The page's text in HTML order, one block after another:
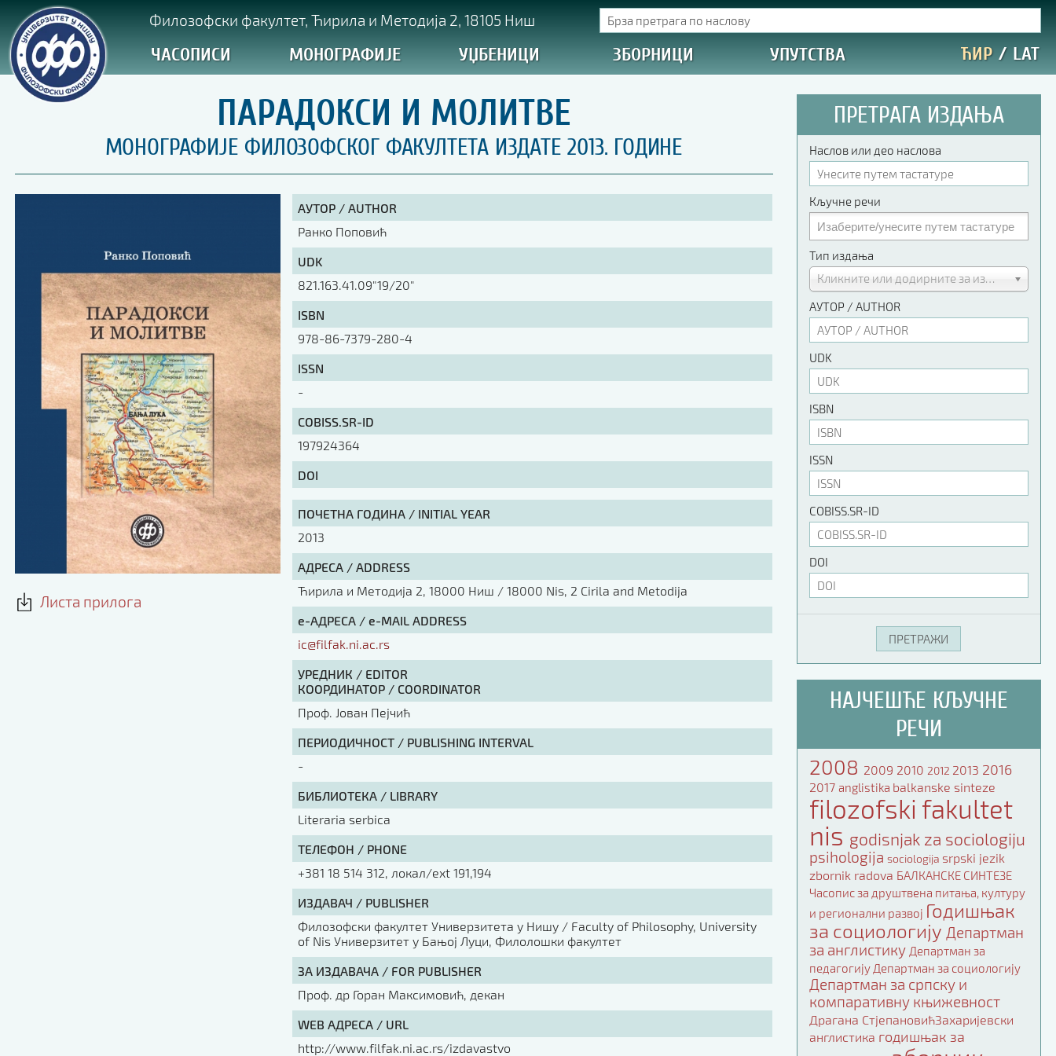
Филозофски факултет, Ћирила и Методија 2, 18105 Ниш
ЧАСОПИСИ МОНОГРАФИЈЕ УЏБЕНИЦИ ЗБОРНИЦИ УПУТСТВА ЋИР / LAT
ПАРАДОКСИ И МОЛИТВЕ
МОНОГРАФИЈЕ ФИЛОЗОФСКОГ ФАКУЛТЕТА ИЗДАТЕ 2013. ГОДИНЕ
Листа прилога
АУТОР / AUTHOR
Ранко Поповић
UDK
821.163.41.09"19/20"
ISBN
978-86-7379-280-4
ISSN
-
COBISS.SR-ID
197924364
DOI
ПОЧЕТНА ГОДИНА / INITIAL YEAR
2013
АДРЕСА / ADDRESS
Ћирила и Методија 2, 18000 Ниш / 18000 Nis, 2 Cirila and Metodija
е-АДРЕСА / e-MAIL ADDRESS
ic@filfak.ni.ac.rs
УРЕДНИК / EDITOR
КООРДИНАТОР / COORDINATOR
Проф. Јован Пејчић
ПЕРИОДИЧНОСТ / PUBLISHING INTERVAL
-
БИБЛИОТЕКА / LIBRARY
Literaria serbica
ТЕЛЕФОН / PHONE
+381 18 514 312, локал/ext 191,194
ИЗДАВАЧ / PUBLISHER
Филозофски факултет Универзитета у Нишу / Faculty of Philosophy, University
of Nis Универзитет у Бањој Луци, Филолошки факултет
ЗА ИЗДАВАЧА / FOR PUBLISHER
Проф. др Горан Максимовић, декан
WEB АДРЕСА / URL
http://www.filfak.ni.ac.rs/izdavastvo
ПРЕТРАГА ИЗДАЊА
Наслов или део наслова
Кључне речи
Тип издања
Кликните или додирните за избор
АУТОР / AUTHOR
UDK
ISBN
ISSN
COBISS.SR-ID
DOI
НАЈЧЕШЋЕ КЉУЧНЕ
РЕЧИ
2008 2009 2010 2012 2013 2016
2017 anglistika balkanske sinteze
filozofski fakultet
nis godisnjak za sociologiju
psihologija sociologija srpski jezik
zbornik radova БАЛКАНСКЕ СИНТЕЗЕ
Часопис за друштвена питања, културу
и регионални развој Годишњак
за социологију Департман
за англистику Департман за
педагогију Департман за социологију
Департман за српску и
компаративну књижевност
Драгана СтјепановићЗахаријевски
англистика годишњак за